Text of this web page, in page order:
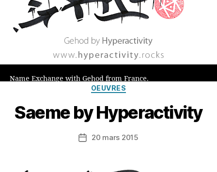
Name Exchange with Gehod from France.
Catégories
OEUVRES
Saeme by Hyperactivity
Date20 mars 2015